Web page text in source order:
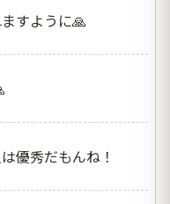
すように🙏
優秀だもんね！